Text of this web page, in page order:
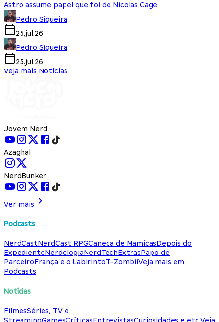
Astro assume papel que foi de Nicolas Cage
Pedro Siqueira
25.jul.26
Pedro Siqueira
25.jul.26
Veja mais Notícias
Jovem Nerd
Azaghal
NerdBunker
Ver mais
Podcasts
NerdCastNerdCast RPGCaneca de MamicasDepois do
ExpedienteNerdologiaNerdTechExtrasPapo de
ParceiroFrança e o LabirintoT-ZombiiVeja mais em
Podcasts
Notícias
FilmesSéries, TV e
StreamingGamesCríticasEntrevistasCuriosidades e etc.Veja